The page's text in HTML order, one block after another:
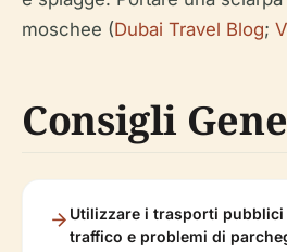
moschee (Dubai Travel Blog;
Consigli
Utilizzare i trasporti pubblici
traffico e problemi di